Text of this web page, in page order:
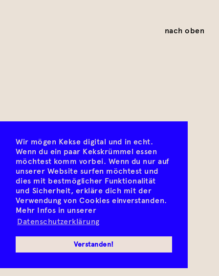
Wir mögen Kekse digital und in echt.
Wenn du ein paar Kekskrümmel essen
möchtest komm vorbei. Wenn du nur auf
unserer Website surfen möchtest und
dies mit bestmöglicher Funktionalität
und Sicherheit, erkläre dich mit der
Verwendung von Cookies einverstanden.
Mehr Infos in unserer
Datenschutzerklärung
Verstanden!
nach oben